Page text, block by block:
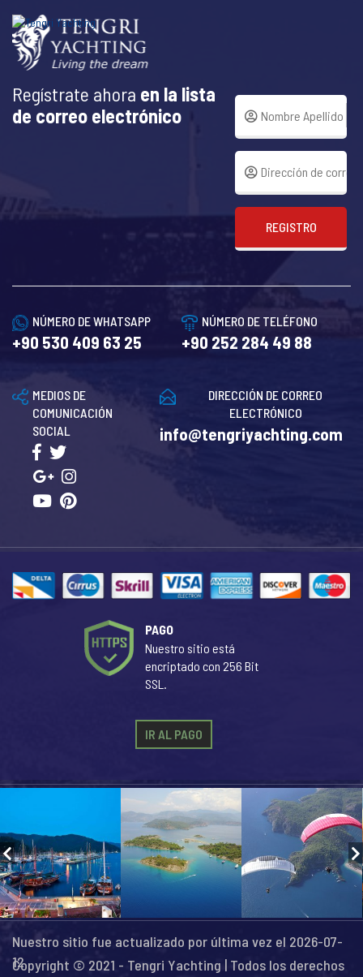
Regístrate ahora en la lista
de correo electrónico
REGISTRO
NÚMERO DE WHATSAPP
+90 530 409 63 25
NÚMERO DE TELÉFONO
+90 252 284 49 88
DIRECCIÓN DE CORREO
ELECTRÓNICO
info@tengriyachting.com
MEDIOS DE
COMUNICACIÓN
SOCIAL
PAGO
Nuestro sitio está
encriptado con 256 Bit
SSL.
IR AL PAGO
Nuestro sitio fue actualizado por última vez el 2026-07-
12
Copyright © 2021 - Tengri Yachting | Todos los derechos